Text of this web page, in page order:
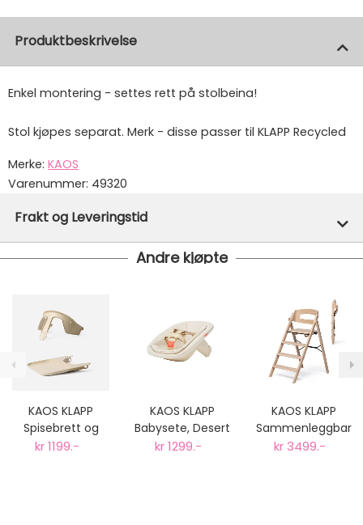
Produktbeskrivelse
Enkel montering - settes rett på stolbeina!
Stol kjøpes separat. Merk - disse passer til KLAPP Recycled
Merke: KAOS
Varenummer: 49320
Frakt og Leveringstid
Denne varen er ikke lager hos oss, men vil bli bestilt
Vi har fri frakt på ordre over 1499.- På ordre under er
fraktprisen fra kr 79.-
Ekspressfrakt med Bring Express og Widerøe koster
fra kr 129 - og dersom dette er tilgjengelig på ditt
Gjennomsnittlig leveringstid hos Mimmis er en til tre
dager fra bestilling til levering.
Andre kjøpte
KAOS KLAPP
Spisebrett og
Bøyle, Desert
kr 1199.-
KAOS KLAPP
Babysete, Desert
Sand
kr 1299.-
KAOS KLAPP
Sammenleggbar
Barnestol i Eik,
kr 3499.-